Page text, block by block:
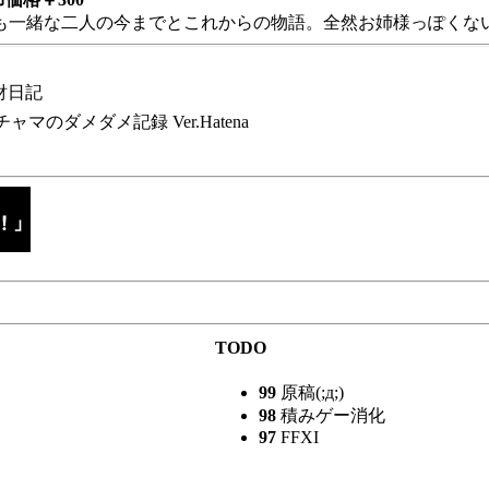
緒な二人の今までとこれからの物語。全然お姉様っぽくな
日記
ャマのダメダメ記録 Ver.Hatena
TODO
99 原稿(;д;)
98 積みゲー消化
97 FFXI